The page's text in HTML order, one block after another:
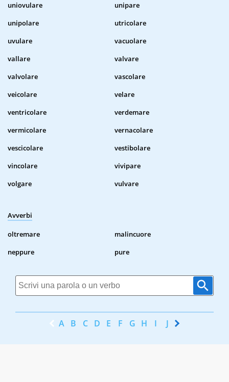
uniovulare
unipare
unipolare
utricolare
uvulare
vacuolare
vallare
valvare
valvolare
vascolare
veicolare
velare
ventricolare
verdemare
vermicolare
vernacolare
vescicolare
vestibolare
vincolare
vivipare
volgare
vulvare
Avverbi
oltremare
malincuore
neppure
pure
A B C D E F G H I J K